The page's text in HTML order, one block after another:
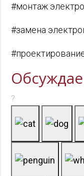
#монтаж
#замена
?